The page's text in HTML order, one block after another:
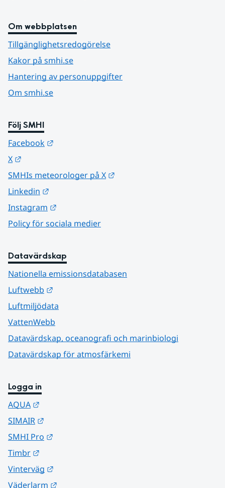
Om webbplatsen
Tillgänglighetsredogörelse
Kakor på smhi.se
Hantering av personuppgifter
Om smhi.se
Följ SMHI
Facebook
X
SMHIs meteorologer på X
Linkedin
Instagram
Policy för sociala medier
Datavärdskap
Nationella emissionsdatabasen
Luftwebb
Luftmiljödata
VattenWebb
Datavärdskap, oceanografi och marinbiologi
Datavärdskap för atmosfärkemi
Logga in
AQUA
SIMAIR
SMHI Pro
Timbr
Vinterväg
Väderlarm